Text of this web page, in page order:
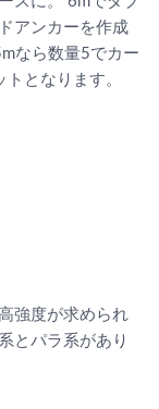
アンカーを作成
なら数量5でカー
となります。
強度が求められ
とパラ系があり